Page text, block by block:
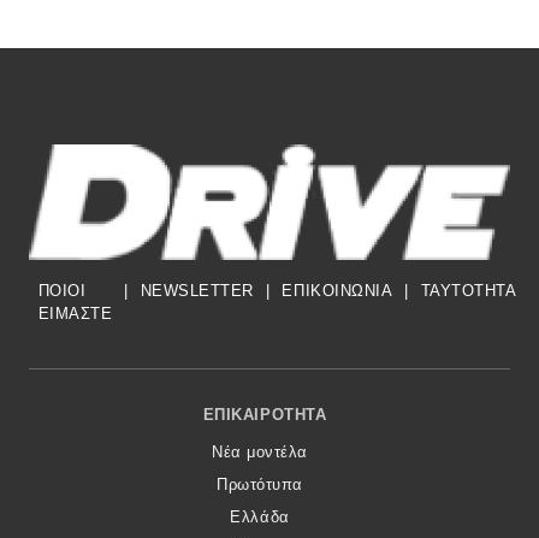
ΠΟΙΟΙ
ΕΙΜΑΣΤΕ
| NEWSLETTER | ΕΠΙΚΟΙΝΩΝΙΑ | TAYTOTHTA
Footer Menu
ΕΠΙΚΑΙΡΌΤΗΤΑ
Νέα μοντέλα
Πρωτότυπα
Ελλάδα